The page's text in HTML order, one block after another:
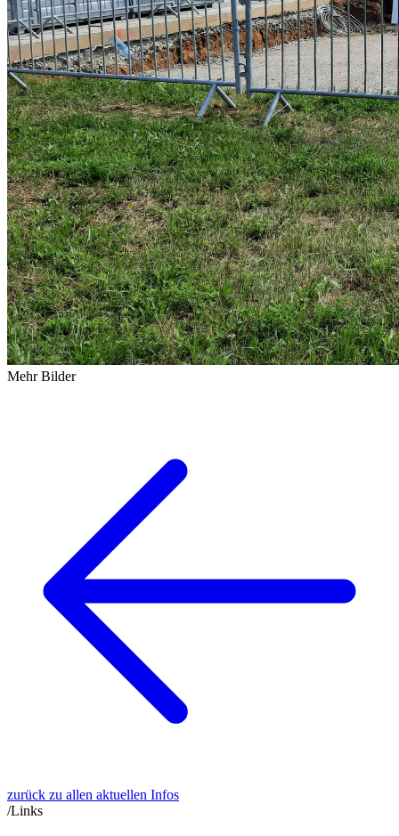
Mehr Bilder
zurück zu allen aktuellen Infos
/Links